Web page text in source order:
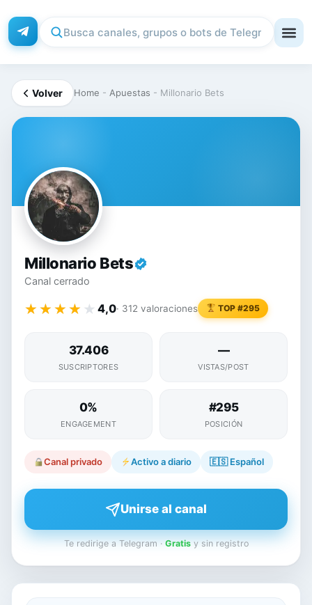
Volver Home - Apuestas - Millonario Bets
MI
Millonario Bets
Canal cerrado
★★★★★
★★★★★ 4,0· 312 valoraciones TOP #295
37.406
SUSCRIPTORES
—
VISTAS/POST
0%
ENGAGEMENT
#295
POSICIÓN
Canal privado Activo a diario 🇪🇸Español
Unirse al canal
Te redirige a Telegram · Gratisy sin registro